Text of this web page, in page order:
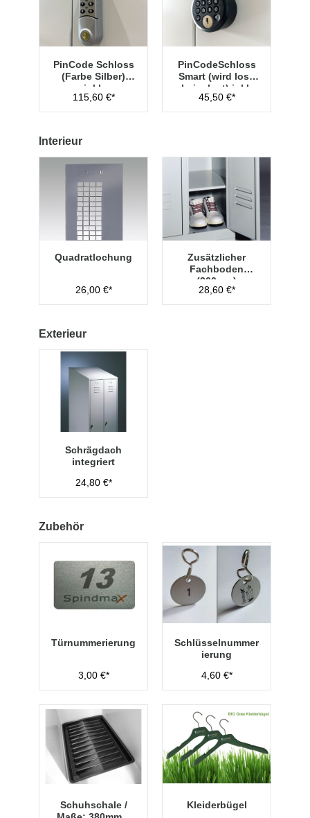
PinCode Schloss
(Farbe Silber)
inkl.
Hauptschlüssel
Typ 1
115,60 €*
PinCodeSchloss
Smart (wird lose
beigelegt) inkl.
Managementschl
üssel
45,50 €*
Interieur
Quadratlochung
26,00 €*
Zusätzlicher
Fachboden
(300mm)
28,60 €*
Exterieur
Schrägdach
integriert
24,80 €*
Zubehör
Türnummerierung
3,00 €*
Schlüsselnummer
ierung
4,60 €*
Schuhschale /
Kleiderbügel